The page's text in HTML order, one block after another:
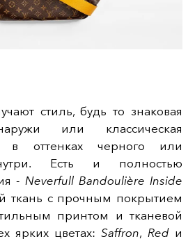
стиль, будь то знаковая
или классическая
в оттенках черного или
Есть и полностью
- Neverfull Bandoulière Inside
ткань с прочным покрытием
принтом и тканевой
ярких цветах:Saffron, Redи